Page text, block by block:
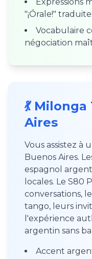
"¡Órale!"
Vocabulaire
négociation
💃
Aires
Vous assistez à
Buenos Aires.
espagnol
locales. Le S80
conversations,
tango, leurs
l'expérience
argentin sans
Accent